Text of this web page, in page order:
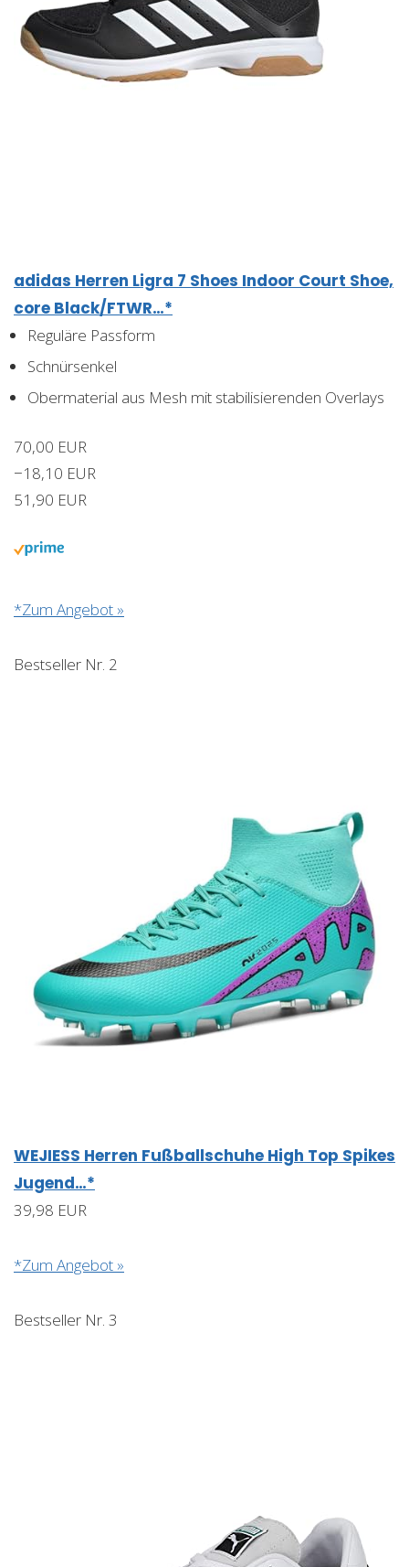
adidas Herren Ligra 7 Shoes Indoor Court Shoe,
core Black/FTWR…*
Reguläre Passform
Schnürsenkel
Obermaterial aus Mesh mit stabilisierenden Overlays
70,00 EUR
−18,10 EUR
51,90 EUR
*Zum Angebot »
Bestseller Nr. 2
WEJIESS Herren Fußballschuhe High Top Spikes
Jugend…*
39,98 EUR
*Zum Angebot »
Bestseller Nr. 3